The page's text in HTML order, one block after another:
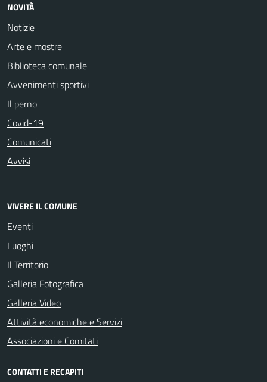
NOVITÀ
Notizie
Arte e mostre
Biblioteca comunale
Avvenimenti sportivi
Il perno
Covid-19
Comunicati
Avvisi
VIVERE IL COMUNE
Eventi
Luoghi
Il Territorio
Galleria Fotografica
Galleria Video
Attività economiche e Servizi
Associazioni e Comitati
CONTATTI E RECAPITI